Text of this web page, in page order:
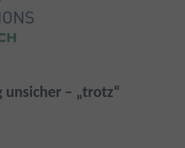
unsicher – „trotz“